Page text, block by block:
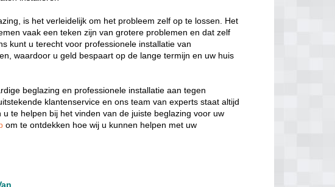
is het verleidelijk om het probleem zelf op te lossen. Het
vaak een teken zijn van grotere problemen en dat zelf
kunt u terecht voor professionele installatie van
waardoor u geld bespaart op de lange termijn en uw huis
beglazing en professionele installatie aan tegen
klantenservice en ons team van experts staat altijd
te helpen bij het vinden van de juiste beglazing voor uw
om te ontdekken hoe wij u kunnen helpen met uw